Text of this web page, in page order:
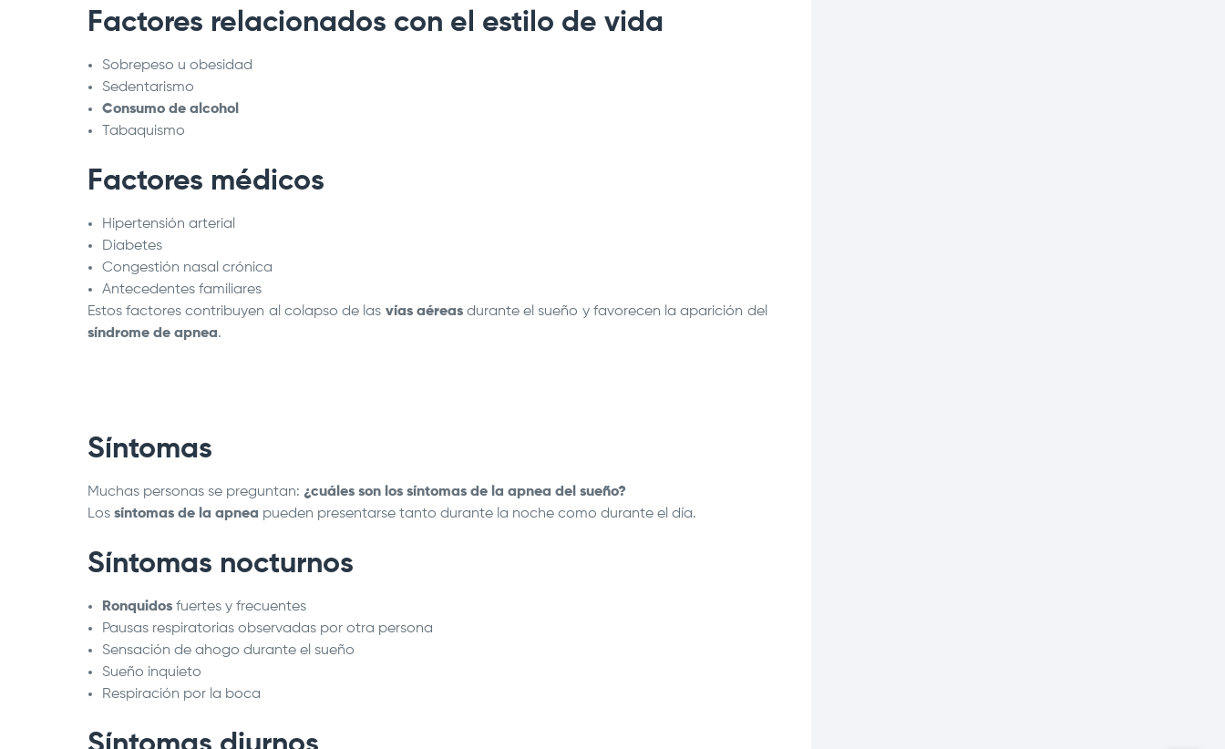
Factores relacionados con el estilo de vida
Sobrepeso u obesidad
Sedentarismo
Consumo de alcohol
Tabaquismo
Factores médicos
Hipertensión arterial
Diabetes
Congestión nasal crónica
Antecedentes familiares
Estos factores contribuyen al colapso de las vías aéreasdurante el sueño y favorecen la aparición del
síndrome de apnea.
Síntomas
Muchas personas se preguntan: ¿cuáles son los síntomas de la apnea del sueño?
Los síntomas de la apnea pueden presentarse tanto durante la noche como durante el día.
Síntomas nocturnos
Ronquidos fuertes y frecuentes
Pausas respiratorias observadas por otra persona
Sensación de ahogo durante el sueño
Sueño inquieto
Respiración por la boca